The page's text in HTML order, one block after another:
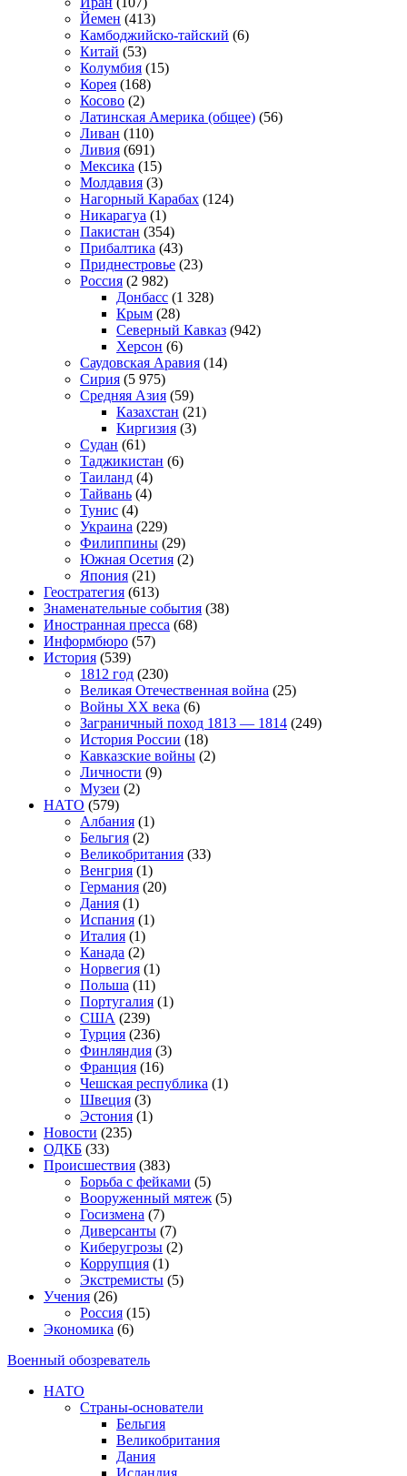
Йемен (413)
Камбоджийско-тайский (6)
Китай (53)
Колумбия (15)
Корея (168)
Косово (2)
Латинская Америка (общее) (56)
Ливан (110)
Ливия (691)
Мексика (15)
Молдавия (3)
Нагорный Карабах (124)
Никарагуа (1)
Пакистан (354)
Прибалтика (43)
Приднестровье (23)
Россия (2 982)
Донбасс (1 328)
Крым (28)
Северный Кавказ (942)
Херсон (6)
Саудовская Аравия (14)
Сирия (5 975)
Средняя Азия (59)
Казахстан (21)
Киргизия (3)
Судан (61)
Таджикистан (6)
Таиланд (4)
Тайвань (4)
Тунис (4)
Украина (229)
Филиппины (29)
Южная Осетия (2)
Япония (21)
Геостратегия (613)
Знаменательные события (38)
Иностранная пресса (68)
Информбюро (57)
История (539)
1812 год (230)
Великая Отечественная война (25)
Войны XX века (6)
Заграничный поход 1813 — 1814 (249)
История России (18)
Кавказские войны (2)
Личности (9)
Музеи (2)
НАТО (579)
Албания (1)
Бельгия (2)
Великобритания (33)
Венгрия (1)
Германия (20)
Дания (1)
Испания (1)
Италия (1)
Канада (2)
Норвегия (1)
Польша (11)
Португалия (1)
США (239)
Турция (236)
Финляндия (3)
Франция (16)
Чешская республика (1)
Швеция (3)
Эстония (1)
Новости (235)
ОДКБ (33)
Происшествия (383)
Борьба с фейками (5)
Вооруженный мятеж (5)
Госизмена (7)
Диверсанты (7)
Киберугрозы (2)
Коррупция (1)
Экстремисты (5)
Учения (26)
Россия (15)
Экономика (6)
Военный обозреватель
НАТО
Страны-основатели
Бельгия
Великобритания
Дания